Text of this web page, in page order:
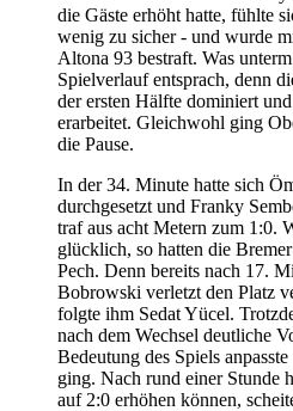
die Gäste erhöht hatte, fühlte
wenig zu sicher - und wurde
Altona 93 bestraft. Was
Spielverlauf entsprach, denn
der ersten Hälfte dominiert
erarbeitet. Gleichwohl ging
die Pause.
In der 34. Minute hatte sich
durchgesetzt und Franky
traf aus acht Metern zum 1:0.
glücklich, so hatten die
Pech. Denn bereits nach 17.
Bobrowski verletzt den Platz
folgte ihm Sedat Yücel.
nach dem Wechsel deutliche
Bedeutung des Spiels
ging. Nach rund einer Stunde
auf 2:0 erhöhen können,